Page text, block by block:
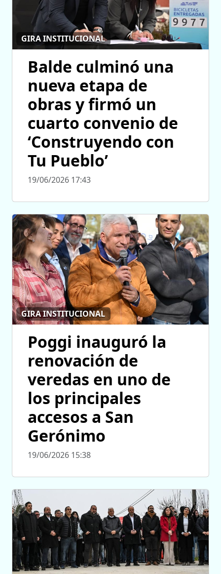
GIRA INSTITUCIONAL
Balde culminó una
nueva etapa de
obras y firmó un
cuarto convenio de
‘Construyendo con
Tu Pueblo’
19/06/2026 17:43
GIRA INSTITUCIONAL
Poggi inauguró la
renovación de
veredas en uno de
los principales
accesos a San
Gerónimo
19/06/2026 15:38